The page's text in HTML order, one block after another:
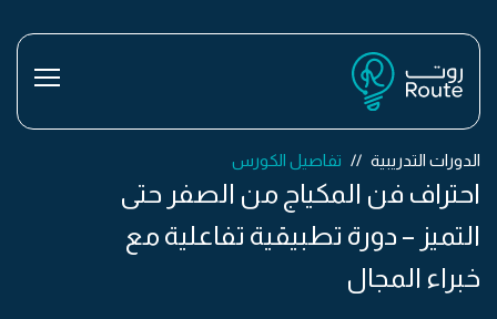
الدورات التدريبية تفاصيل الكورس
احتراف فن المكياج من الصفر حتى
التميز – دورة تطبيقية تفاعلية مع
خبراء المجال